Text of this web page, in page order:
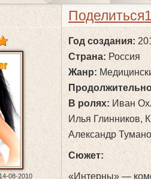
Поделиться
08-2010
Год создания:
Страна: Россия
Жанр:
В ролях: Иван
Илья Глинников,
Александр
Сюжет:
«Интерны» —